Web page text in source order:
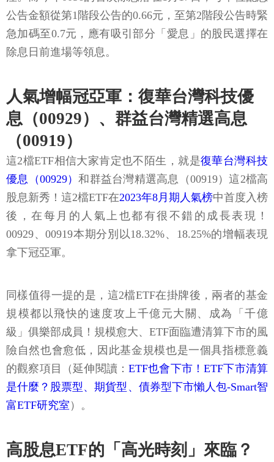
公告金額從第1階段公告的0.66元，至第2階段公告時緊
急加碼至0.7元，應有吸引部分「愛息」的股民選擇在
除息日前進場等領息。
人氣增幅冠亞軍：復華台灣科技優
息（00929）、群益台灣精選高息
（00919）
這2檔ETF相信大家肯定也不陌生，就是復華台灣科技
優息（00929）和群益台灣精選高息（00919）這2檔高
股息新秀！這2檔ETF在2023年8月期人氣榜中首度入榜
後，在每月的人氣上也都有很不錯的成長表現！
00929、00919本期分別以18.32%、18.25%的增幅表現
拿下冠亞軍。
同樣值得一提的是，這2檔ETF在掛牌後，兩者的基金
規模都以飛快的速度攻上千億元大關、成為「千億
級」俱樂部成員！規模愈大、ETF面臨遭清算下市的風
險自然也會愈低，因此基金規模也是一個具指標意義
的觀察項目（延伸閱讀：ETF也會下市！ETF下市清算
是什麼？股票型、期貨型、債券型下市懶人包-Smart智
富ETF研究室 ）。
高股息ETF的「高光時刻」來臨？